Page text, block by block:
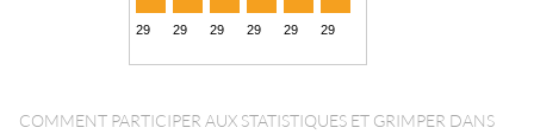
COMMENT PARTICIPER AUX STATISTIQUES ET GRIMPER DANS